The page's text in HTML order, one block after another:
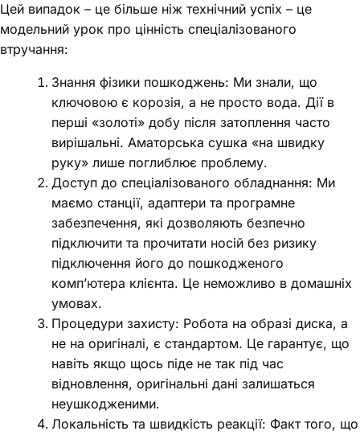
Цей випадок – це більше ніж технічний успіх – це
модельний урок про цінність спеціалізованого
втручання:
Знання фізики пошкоджень: Ми знали, що
ключовою є корозія, а не просто вода. Дії в
перші «золоті» добу після затоплення часто
вирішальні. Аматорська сушка «на швидку
руку» лише поглиблює проблему.
Доступ до спеціалізованого обладнання: Ми
маємо станції, адаптери та програмне
забезпечення, які дозволяють безпечно
підключити та прочитати носій без ризику
підключення його до пошкодженого
комп’ютера клієнта. Це неможливо в домашніх
умовах.
Процедури захисту: Робота на образі диска, а
не на оригіналі, є стандартом. Це гарантує, що
навіть якщо щось піде не так під час
відновлення, оригінальні дані залишаться
неушкодженими.
Локальність та швидкість реакції: Факт того, що